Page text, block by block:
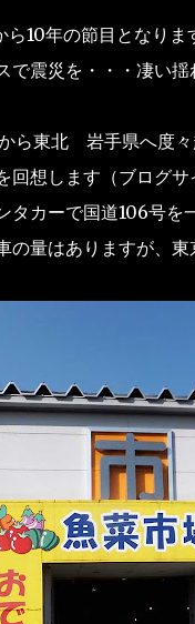
10年の節目となりま
で震災を・・・凄い
ら東北 岩手県へ度々
想します（ブログサ
カーで国道106号を
量はありますが、東